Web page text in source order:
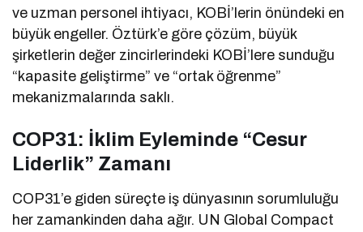
ve uzman personel ihtiyacı, KOBİ’lerin önündeki en
büyük engeller. Öztürk’e göre çözüm, büyük
şirketlerin değer zincirlerindeki KOBİ’lere sunduğu
“kapasite geliştirme” ve “ortak öğrenme”
mekanizmalarında saklı.
COP31: İklim Eyleminde “Cesur
Liderlik” Zamanı
COP31’e giden süreçte iş dünyasının sorumluluğu
her zamankinden daha ağır. UN Global Compact